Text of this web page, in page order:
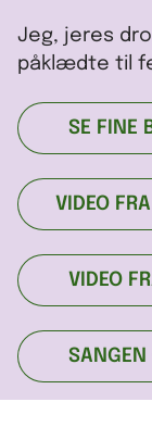
Jeg, jeres
påklædte til
SE FINE
VIDEO
VIDEO